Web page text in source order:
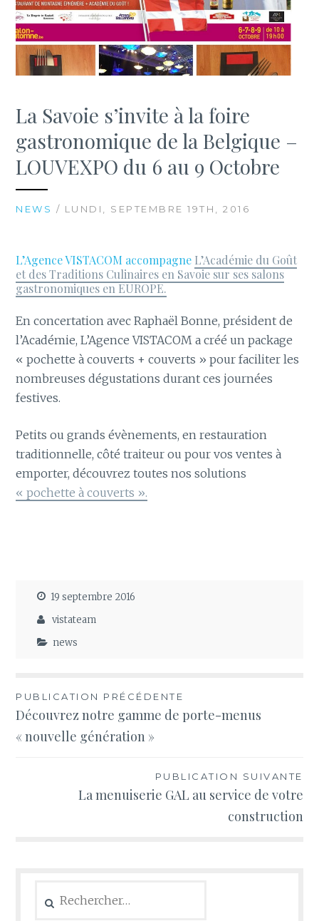
La Savoie s’invite à la foire
gastronomique de la Belgique –
LOUVEXPO du 6 au 9 Octobre
NEWS / LUNDI, SEPTEMBRE 19TH, 2016
L’Agence VISTACOM accompagne L’Académie du Goût
et des Traditions Culinaires en Savoie sur ses salons
gastronomiques en EUROPE.
En concertation avec Raphaël Bonne, président de
l’Académie, L’Agence VISTACOM a créé un package
« pochette à couverts + couverts » pour faciliter les
nombreuses dégustations durant ces journées
festives.
Petits ou grands évènements, en restauration
traditionnelle, côté traiteur ou pour vos ventes à
emporter, découvrez toutes nos solutions
« pochette à couverts ».
19 septembre 2016
vistateam
news
Navigation
de
l’article
PUBLICATION PRÉCÉDENTE
Découvrez notre gamme de porte-menus
« nouvelle génération »
PUBLICATION SUIVANTE
La menuiserie GAL au service de votre
construction